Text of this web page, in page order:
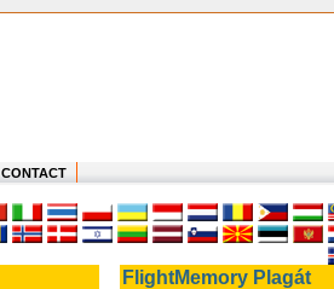
CONTACT
FlightMemory Plagát